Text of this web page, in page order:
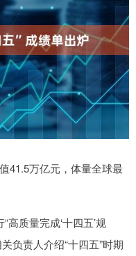
万亿元，体量全球最
质量完成‘十四五’规
负责人介绍“十四五”时期